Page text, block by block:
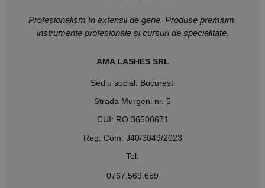
Profesionalism în extensii de gene. Produse premium,
instrumente profesionale și cursuri de specialitate.
AMA LASHES SRL
Sediu social: București
Strada Murgeni nr. 5
CUI: RO 36508671
Reg. Com: J40/3049/2023
Tel:
0767.569.659